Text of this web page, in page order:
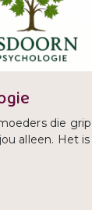
die
alleen. Het is